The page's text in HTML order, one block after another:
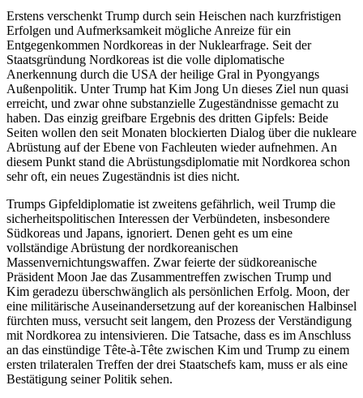
Erstens verschenkt Trump durch sein Heischen nach kurzfristigen
Erfolgen und Aufmerksamkeit mögliche Anreize für ein
Entgegenkommen Nordkoreas in der Nuklearfrage. Seit der
Staatsgründung Nordkoreas ist die volle diplomatische
Anerkennung durch die USA der heilige Gral in Pyongyangs
Außenpolitik. Unter Trump hat Kim Jong Un dieses Ziel nun quasi
erreicht, und zwar ohne substanzielle Zugeständnisse gemacht zu
haben. Das einzig greifbare Ergebnis des dritten Gipfels: Beide
Seiten wollen den seit Monaten blockierten Dialog über die nukleare
Abrüstung auf der Ebene von Fachleuten wieder aufnehmen. An
diesem Punkt stand die Abrüstungsdiplomatie mit Nordkorea schon
sehr oft, ein neues Zugeständnis ist dies nicht.
Trumps Gipfeldiplomatie ist zweitens gefährlich, weil Trump die
sicherheitspolitischen Interessen der Verbündeten, insbesondere
Südkoreas und Japans, ignoriert. Denen geht es um eine
vollständige Abrüstung der nordkoreanischen
Massenvernichtungswaffen. Zwar feierte der südkoreanische
Präsident Moon Jae das Zusammentreffen zwischen Trump und
Kim geradezu überschwänglich als persönlichen Erfolg. Moon, der
eine militärische Auseinandersetzung auf der koreanischen Halbinsel
fürchten muss, versucht seit langem, den Prozess der Verständigung
mit Nordkorea zu intensivieren. Die Tatsache, dass es im Anschluss
an das einstündige Tête-à-Tête zwischen Kim und Trump zu einem
ersten trilateralen Treffen der drei Staatschefs kam, muss er als eine
Bestätigung seiner Politik sehen.